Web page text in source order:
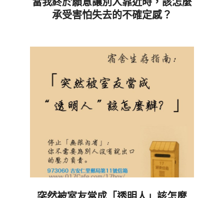
承受害怕失去的不確定感？